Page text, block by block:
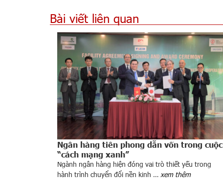
Bài viết liên quan
Ngân hàng tiên phong dẫn vốn trong cuộc
“cách mạng xanh”
Ngành ngân hàng hiện đóng vai trò thiết yếu trong
hành trình chuyển đổi nền kinh … xem thêm